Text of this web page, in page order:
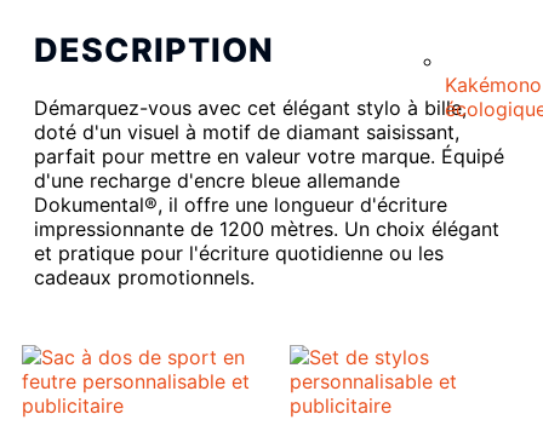
Kakémono
DESCRIPTION
Démarquez-vous avec cet élégant stylo à bille,
doté d'un visuel à motif de diamant saisissant,
parfait pour mettre en valeur votre marque. Équipé
d'une recharge d'encre bleue allemande
Dokumental®, il offre une longueur d'écriture
impressionnante de 1200 mètres. Un choix élégant
et pratique pour l'écriture quotidienne ou les
cadeaux promotionnels.